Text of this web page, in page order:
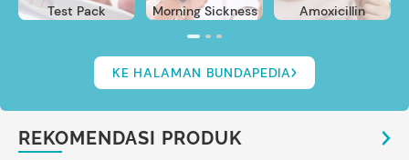
Test Pack Morning Sickness Amoxicillin
KE HALAMAN BUNDAPEDIA
REKOMENDASI PRODUK